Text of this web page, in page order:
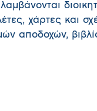
χάρτες και
αποδοχών,